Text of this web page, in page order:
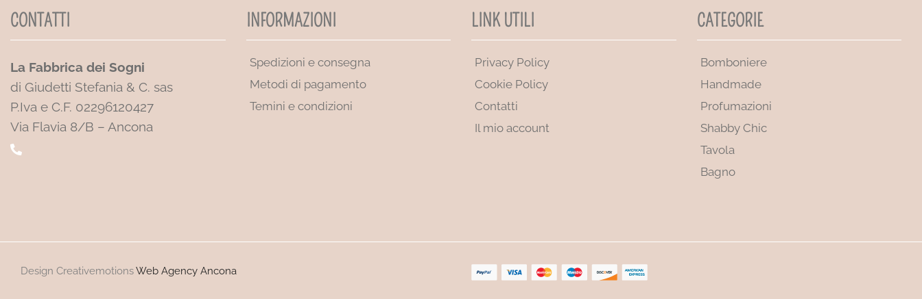
CONTATTI
La Fabbrica dei Sogni
di Giudetti Stefania & C. sas
P.Iva e C.F. 02296120427
Via Flavia 8/B – Ancona
INFORMAZIONI
Spedizioni e consegna
Metodi di pagamento
Temini e condizioni
LINK UTILI
Privacy Policy
Cookie Policy
Contatti
Il mio account
CATEGORIE
Bomboniere
Handmade
Profumazioni
Shabby Chic
Tavola
Bagno
Design CreativemotionsWeb Agency Ancona